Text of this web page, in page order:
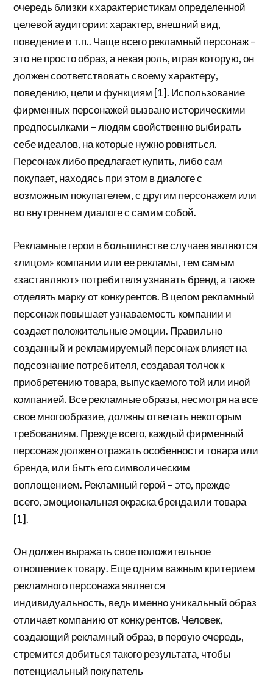
очередь близки к характеристикам определенной
целевой аудитории: характер, внешний вид,
поведение и т.п.. Чаще всего рекламный персонаж –
это не просто образ, а некая роль, играя которую, он
должен соответствовать своему характеру,
поведению, цели и функциям [1]. Использование
фирменных персонажей вызвано историческими
предпосылками – людям свойственно выбирать
себе идеалов, на которые нужно ровняться.
Персонаж либо предлагает купить, либо сам
покупает, находясь при этом в диалоге с
возможным покупателем, с другим персонажем или
во внутреннем диалоге с самим собой.
Рекламные герои в большинстве случаев являются
«лицом» компании или ее рекламы, тем самым
«заставляют» потребителя узнавать бренд, а также
отделять марку от конкурентов. В целом рекламный
персонаж повышает узнаваемость компании и
создает положительные эмоции. Правильно
созданный и рекламируемый персонаж влияет на
подсознание потребителя, создавая толчок к
приобретению товара, выпускаемого той или иной
компанией. Все рекламные образы, несмотря на все
свое многообразие, должны отвечать некоторым
требованиям. Прежде всего, каждый фирменный
персонаж должен отражать особенности товара или
бренда, или быть его символическим
воплощением. Рекламный герой – это, прежде
всего, эмоциональная окраска бренда или товара
[1].
Он должен выражать свое положительное
отношение к товару. Еще одним важным критерием
рекламного персонажа является
индивидуальность, ведь именно уникальный образ
отличает компанию от конкурентов. Человек,
создающий рекламный образ, в первую очередь,
стремится добиться такого результата, чтобы
потенциальный покупатель